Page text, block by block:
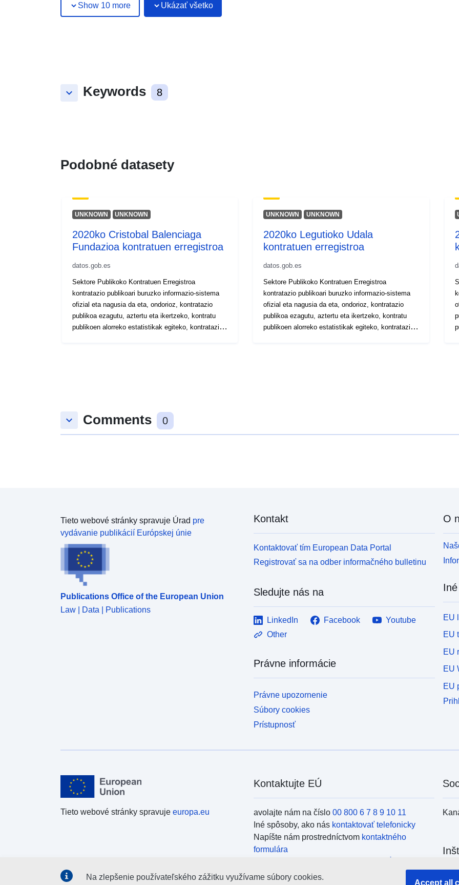
Show 10 more Ukázať všetko
keyboard_arrow_down Keywords 8
Podobné datasety
UNKNOWN UNKNOWN
2020ko Cristobal Balenciaga
Fundazioa kontratuen erregistroa
datos.gob.es
Sektore Publikoko Kontratuen Erregistroa
kontratazio publikoari buruzko informazio-sistema
ofizial eta nagusia da eta, ondorioz, kontratazio
publikoa ezagutu, aztertu eta ikertzeko, kontratu
publikoen alorreko estatistikak egiteko, kontratazio
UNKNOWN UNKNOWN
2020ko Legutioko Udala
kontratuen erregistroa
datos.gob.es
Sektore Publikoko Kontratuen Erregistroa
kontratazio publikoari buruzko informazio-sistema
ofizial eta nagusia da eta, ondorioz, kontratazio
publikoa ezagutu, aztertu eta ikertzeko, kontratu
publikoen alorreko estatistikak egiteko, kontratazio
keyboard_arrow_down Comments 0
Tieto webové stránky spravuje Úrad pre
vydávanie publikácií Európskej únie
Publications Office of the European Union
Law | Data | Publications
Kontakt
Kontaktovať tím European Data Portal
Registrovať sa na odber informačného bulletinu
Sledujte nás na
LinkedIn Facebook
Youtube
Other
Právne informácie
Právne upozornenie
Súbory cookies
Prístupnosť
O
EU
EU
EU
EU
EU
Tieto webové stránky spravuje europa.eu
Kontaktujte EÚ
avolajte nám na číslo 00 800 6 7 8 9 10 11
Iné spôsoby, ako nás kontaktovať telefonicky
Napíšte nám prostredníctvom kontaktného
formulára
Na zlepšenie používateľského zážitku využívame súbory cookies.
Accept all